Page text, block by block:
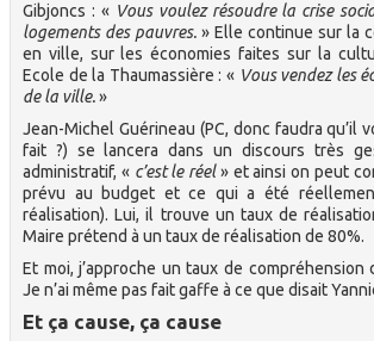
Gibjoncs : « Vous voulez résoudre la crise
logements des pauvres. » Elle continue sur la
en ville, sur les économies faites sur la
Ecole de la Thaumassière : « Vous vendez les
de la ville.»
Jean-Michel Guérineau (PC, donc faudra qu’il
fait ?) se lancera dans un discours très
administratif, « c’est le réel» et ainsi on peut
prévu au budget et ce qui a été
réalisation). Lui, il trouve un taux de
Maire prétend à un taux de réalisation de 80%.
Et moi, j’approche un taux de
Je n’ai même pas fait gaffe à ce que disait
Et ça cause, ça cause